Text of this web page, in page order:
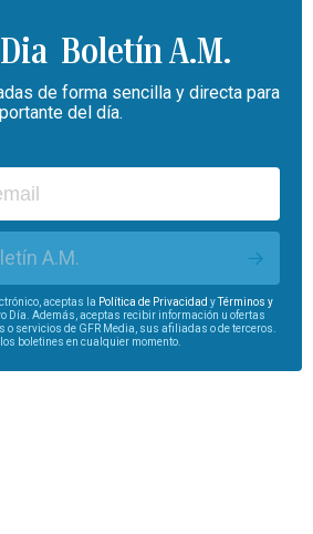
Boletín A.M.
de forma sencilla y directa para
del día.
A.M.
aceptas la Política de Privacidad yTérminos y
Día. Además, aceptas recibir información u ofertas
o servicios de GFR Media, sus afiliadas o de terceros.
boletines en cualquier momento.